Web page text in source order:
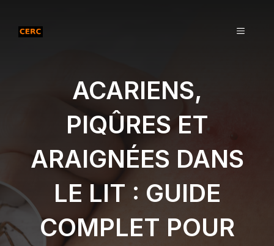
contenu
MENU
ACARIENS,
PIQÛRES ET
ARAIGNÉES DANS
LE LIT : GUIDE
COMPLET POUR